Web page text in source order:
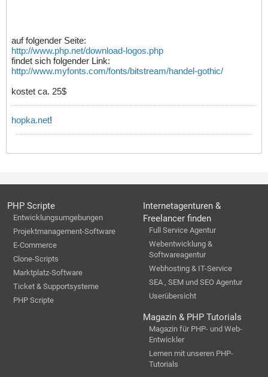
auf folgender Seite:
http://www.php.net/download-logos.php
findet sich folgender Link:
http://www.myfonts.com/fonts/bitstream/handel-gothic/
kostet ca. 25$
hopka.net!
PHP Scripte
Entwicklungsumgebungen
Projektmanagement-Software
E-Commerce
Clone-Scripts
Marktplatz-Software
Ticket & Supportsysteme
PHP Scripte
Internetagenturen &
Freelancer finden
Full Service Agentur
Webentwicklung &
Softwareagentur
Webhosting & IT-Service
SEA , SEM und SEO Agentur
Userübersicht
Magazin & PHP Tutorials
Magazin für PHP- und Web-
Entwickler
Lernen mit unseren PHP-
Tutorials